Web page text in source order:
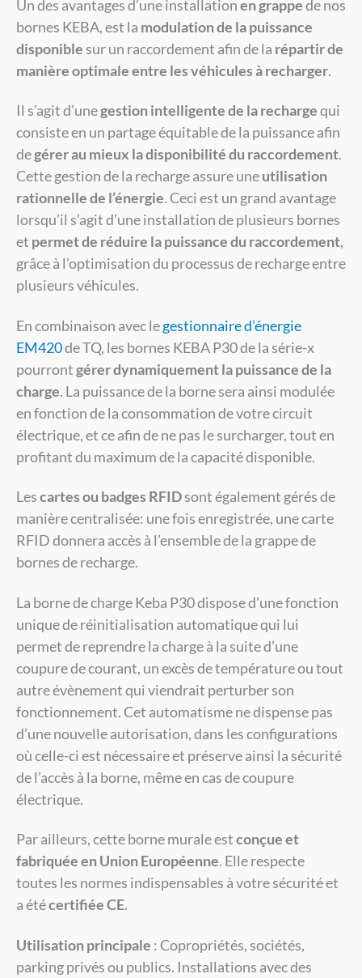
Un des avantages d’une installationen grappede nos
bornes KEBA, est la modulation de la puissance
disponiblesur un raccordement afin de la répartir de
manière optimale entre les véhicules à recharger.
Il s’agit d’unegestion intelligente de la rechargequi
consiste en un partage équitable de la puissance afin
degérer au mieux la disponibilité du raccordement.
Cette gestion de la recharge assure uneutilisation
rationnelle de l’énergie. Ceci est un grand avantage
lorsqu’il s’agit d’une installation de plusieurs bornes
et permet de réduire la puissance du raccordement,
grâce à l’optimisation du processus de recharge entre
plusieurs véhicules.
En combinaison avec legestionnaire d’énergie
EM420de TQ, les bornes KEBA P30 de la série-x
pourrontgérer dynamiquement la puissance de la
charge. La puissance de la borne sera ainsi modulée
en fonction de la consommation de votre circuit
électrique, et ce afin de ne pas le surcharger, tout en
profitant du maximum de la capacité disponible.
Lescartes ou badges RFIDsont également gérés de
manière centralisée: une fois enregistrée, une carte
RFID donnera accès à l’ensemble de la grappe de
bornes de recharge.
La borne de charge Keba P30 dispose d’une fonction
unique de réinitialisation automatique qui lui
permet de reprendre la charge à la suite d’une
coupure de courant, un excès de température ou tout
autre évènement qui viendrait perturber son
fonctionnement. Cet automatisme ne dispense pas
d’une nouvelle autorisation, dans les configurations
où celle-ci est nécessaire et préserve ainsi la sécurité
de l’accès à la borne, même en cas de coupure
électrique.
Par ailleurs, cette borne murale estconçue et
fabriquée en Union Européenne. Elle respecte
toutes les normes indispensables à votre sécurité et
a étécertifiée CE.
Utilisation principale : Copropriétés, sociétés,
parking privés ou publics. Installations avec des